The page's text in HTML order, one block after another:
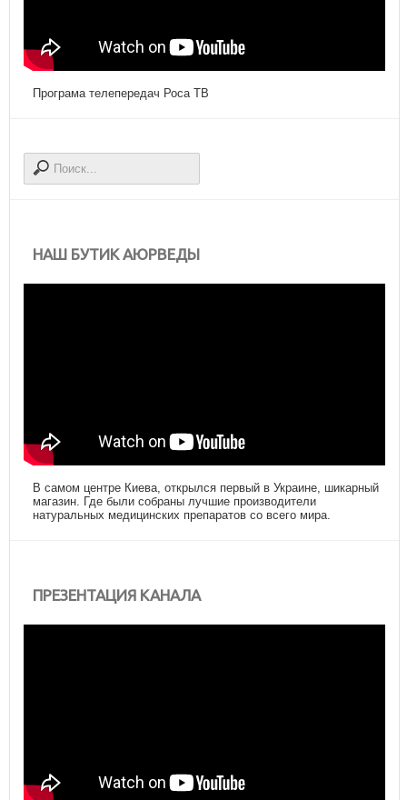
Програма телепередач Роса ТВ
НАШ БУТИК АЮРВЕДЫ
В самом центре Киева, открылся первый в Украине, шикарный
магазин. Где были собраны лучшие производители
натуральных медицинских препаратов со всего мира.
ПРЕЗЕНТАЦИЯ КАНАЛА